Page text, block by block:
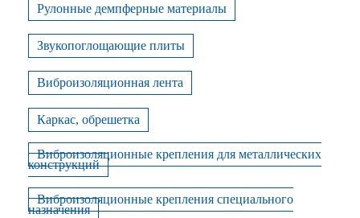
Рулонные демпферные материалы
Звукопоглощающие плиты
Виброизоляционная лента
Каркас, обрешетка
Виброизоляционные крепления для металлических
конструкций
Виброизоляционные крепления специального
назначения